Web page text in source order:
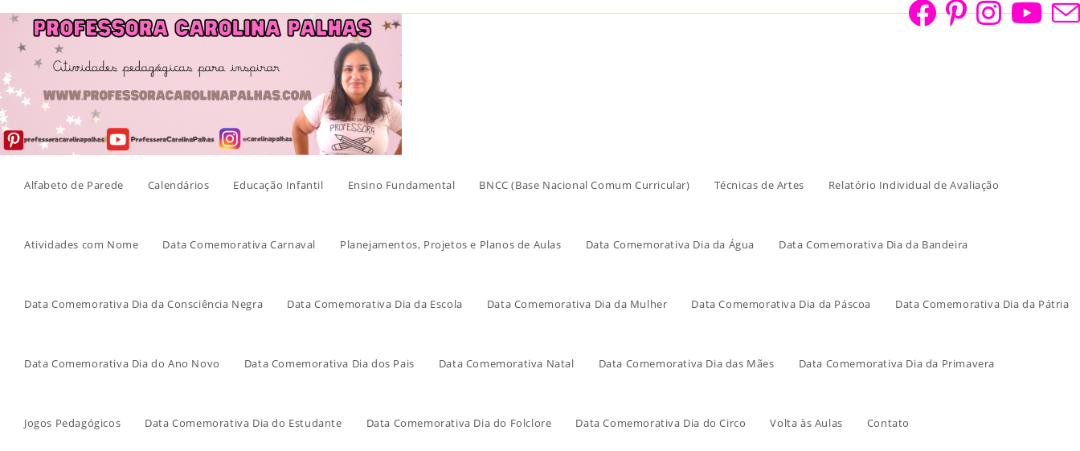
Skip
content
Alfabeto de Parede Calendários Educação Infantil Ensino Fundamental BNCC (Base Nacional Comum Curricular) Técnicas de Artes Relatório Individual de Avaliação
Atividades com Nome Data Comemorativa Carnaval Planejamentos, Projetos e Planos de Aulas Data Comemorativa Dia da Água Data Comemorativa Dia da Bandeira
Data Comemorativa Dia da Consciência Negra Data Comemorativa Dia da Escola Data Comemorativa Dia da Mulher Data Comemorativa Dia da Páscoa Data Comemorativa Dia da Pátria
Data Comemorativa Dia do Ano Novo Data Comemorativa Dia dos Pais Data Comemorativa Natal Data Comemorativa Dia das Mães Data Comemorativa Dia da Primavera
Jogos Pedagógicos Data Comemorativa Dia do Estudante Data Comemorativa Dia do Folclore Data Comemorativa Dia do Circo Volta às Aulas Contato